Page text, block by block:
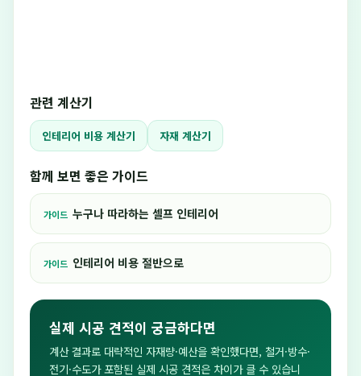
관련 계산기
인테리어 비용 계산기 자재 계산기
함께 보면 좋은 가이드
가이드 누구나 따라하는 셀프 인테리어
가이드 인테리어 비용 절반으로
실제 시공 견적이 궁금하다면
계산 결과로 대략적인 자재량·예산을 확인했다면, 철거·방수·
전기·수도가 포함된 실제 시공 견적은 차이가 클 수 있습니